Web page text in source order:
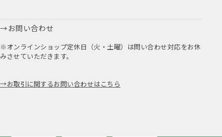
お問い合わせ
※オンラインショップ定休日（火・土曜）は問い合わせ対応をお休
みさせていただきます。
お取引に関するお問い合わせはこちら